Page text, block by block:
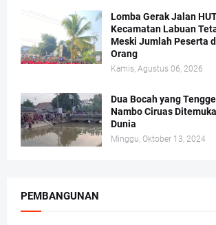
Lomba Gerak Jalan
Kecamatan Labuan
Meski Jumlah Peserta
Orang
Kamis, Agustus 06, 2026
Dua Bocah yang
Nambo Ciruas
Dunia
Minggu, Oktober 13, 2024
PEMBANGUNAN